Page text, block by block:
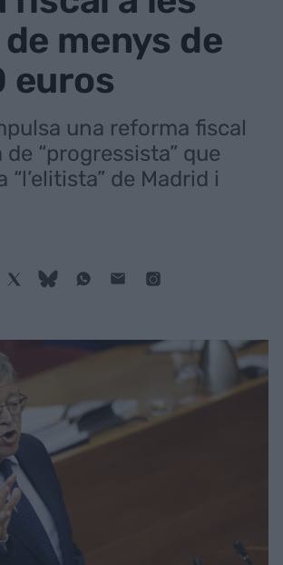
menys de
euros
una reforma fiscal
“progressista” que
de Madrid i